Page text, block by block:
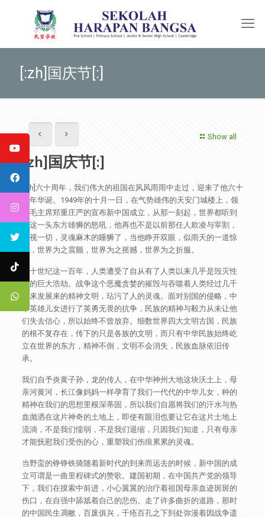
[:zh]国庆节[:]
Show all
[:zh]国庆节[:]
[:zh]六十周年，我们伟大的祖国在风风雨雨中走过，迎来了他六十
周年华诞。1949年的十月一日，在气势雄伟的天安门城楼上，领
袖毛主席郑重庄严的宣布新中国成立，从那一刻起，世界都听到
了这一头东方雄狮的怒吼，他再也不是以前那任人欺凌与宰割，
漠视一切，灵魂麻木的睡狮了，当他睁开双眼，似雨天的一道惊
雷，世界为之震颤，世界为之摇撼，世界为之折服。
二十世纪这一百年，人类遭受了自从有了人类以来几乎是毁灭性
质的巨大浩劫。战争这个恶魔贪婪的摧毁与吞噬着人类经过几千
年来发展来的精神文明，玷污了人的灵魂。面对别国的侵略，中
华英雄儿女进行了英勇无畏的抗争，民族的精神与毅力从未让他
们失去信心，所以始终不曾放弃。细数世界四大文明古国，民族
的根不复存在，传下的只是各族的文明，而只有中华民族始终屹
立在世界的东方，精神不倒，文明不会消失，民族血脉依旧传
承。
我们自予炎黄子孙，龙的传人，在中华神州大地这块沃土上，母
亲河黄河，长江像妈妈一样孕育了我们一代代的中华儿女，种的
精神在我们的思想里根深蒂固，所以我们自愿将我们的汗水与热
血抛洒在这片神奇的土地上，即使有眼泪也要让它在这片土地上
流淌，不是我们懦弱，不是我们退缩，只因我们知道，只有母亲
才能抚慰我们受伤的心，重塑我们伤痕累累的灵魂。
当野蛮的铮铮铁骑随着新时代的到来而远去的时候，新中国的成
立可谓是一曲里程碑式的赞歌。建国初期，在中国共产党的领导
下，我们在摸索中前进，小心翼翼的治疗着祖国母亲血迹斑斑的
伤口，在自强中舔舐着自己的悲伤。走了许多曲折的道路，那时
的中国民生凋敝，百废俱兴，千疮百孔之下到处弥漫着因战争遗